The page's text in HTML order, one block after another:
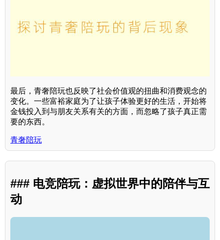
最后，青奢陪玩也反映了社会价值观的扭曲和消费观念的
变化。一些富裕家庭为了让孩子体验更好的生活，开始将
金钱投入到与朋友关系有关的方面，而忽略了孩子真正需
要的东西。
青奢陪玩
### 电竞陪玩：虚拟世界中的陪伴与互
动